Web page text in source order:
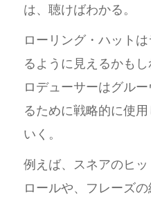
は、聴けばわかる。
ローリング・ハット
るように見えるかも
ロデューサーはグル
るために戦略的に使
いく。
例えば、スネアのヒ
ロールや、フレーズ